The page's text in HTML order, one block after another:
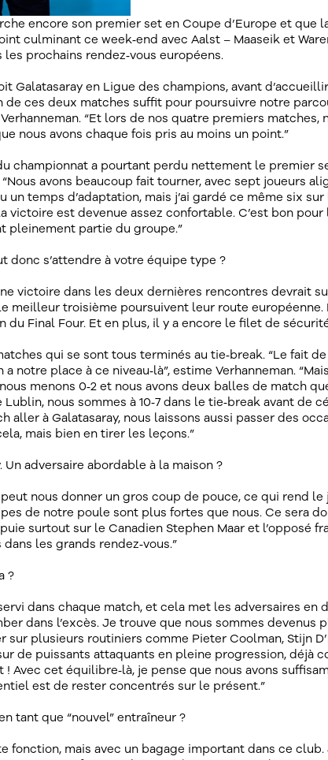
encore son premier set en Coupe d’Europe et que
culminant ce week‑end avec Aalst – Maaseik et
prochains rendez‑vous européens.
Galatasaray en Ligue des champions, avant
de ces deux matches suffit pour poursuivre notre
“Et lors de nos quatre premiers matches,
nous avons chaque fois pris au moins un point.”
championnat a pourtant perdu nettement le premier
avons beaucoup fait tourner, avec sept joueurs
un temps d’adaptation, mais j’ai gardé ce même six
victoire est devenue assez confortable. C’est bon
pleinement partie du groupe.”
donc s’attendre à votre équipe type ?
victoire dans les deux dernières rencontres devrait
meilleur troisième poursuivent leur route européenne.
du Final Four. Et en plus, il y a encore le filet de
qui se sont tous terminés au tie‑break. “Le fait
notre place à ce niveau‑là”, estime Verhanneman.
menons 0‑2 et nous avons deux balles de match
nous sommes à 10‑7 dans le tie‑break avant de
aller à Galatasaray, nous laissons aussi passer des
mais bien en tirer les leçons.”
Un adversaire abordable à la maison ?
nous donner un gros coup de pouce, ce qui rend
de notre poule sont plus fortes que nous. Ce sera
surtout sur le Canadien Stephen Maar et l’opposé
les grands rendez‑vous.”
?
dans chaque match, et cela met les adversaires
dans l’excès. Je trouve que nous sommes devenus
sur plusieurs routiniers comme Pieter Coolman, Stijn
de puissants attaquants en pleine progression, déjà
Avec cet équilibre‑là, je pense que nous avons
est de rester concentrés sur le présent.”
tant que “nouvel” entraîneur ?
fonction, mais avec un bagage important dans ce club.